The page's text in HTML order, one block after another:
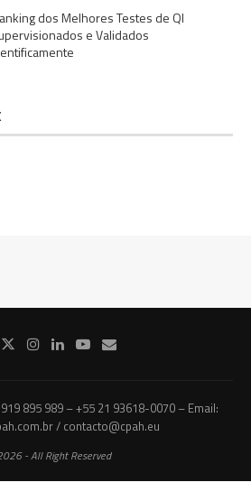
dos Melhores Testes de QI
e Validados
895 989 – +55 21 93618-0070 – Email:
/ contacto@cpah.eu
- All Right Reserved